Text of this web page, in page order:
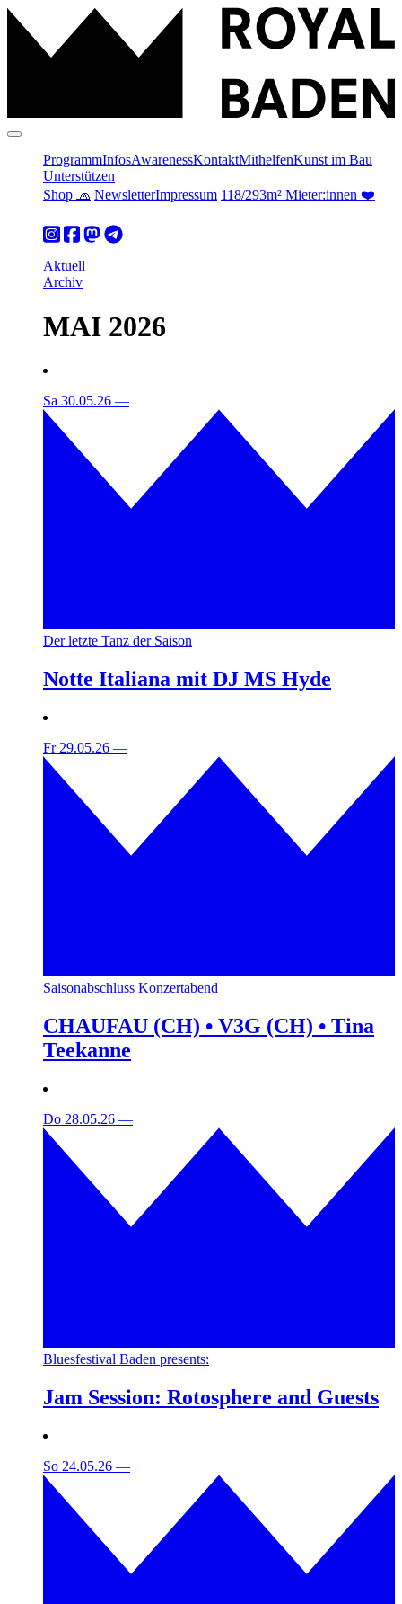
ProgrammInfosAwarenessKontaktMithelfenKunst im Bau
Unterstützen
Shop 🧢 NewsletterImpressum 118/293m² Mieter:innen ❤️
Aktuell
Archiv
MAI 2026
Sa 30.05.26 —
Der letzte Tanz der Saison
Notte Italiana mit DJ MS Hyde
Fr 29.05.26 —
Saisonabschluss Konzertabend
CHAUFAU (CH) • V3G (CH) • Tina
Teekanne
Do 28.05.26 —
Bluesfestival Baden presents:
Jam Session: Rotosphere and Guests
So 24.05.26 —